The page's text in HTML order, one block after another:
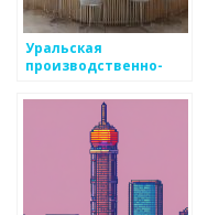
Уральская
производственно-